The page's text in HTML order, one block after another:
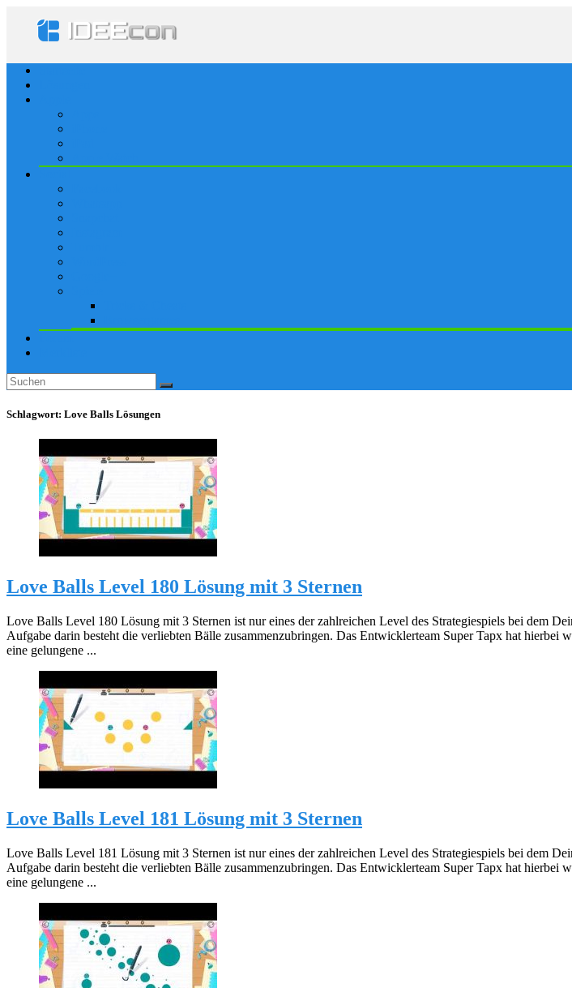
Schlagwort: Love Balls Lösungen
Love Balls Level 180 Lösung mit 3 Sternen
Love Balls Level 180 Lösung mit 3 Sternen ist nur eines der zahlreichen Level des Strategiespiels bei dem
Aufgabe darin besteht die verliebten Bälle zusammenzubringen. Das Entwicklerteam Super Tapx hat hierbei
eine gelungene ...
Love Balls Level 181 Lösung mit 3 Sternen
Love Balls Level 181 Lösung mit 3 Sternen ist nur eines der zahlreichen Level des Strategiespiels bei dem
Aufgabe darin besteht die verliebten Bälle zusammenzubringen. Das Entwicklerteam Super Tapx hat hierbei
eine gelungene ...